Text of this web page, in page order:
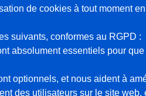
de cookies à tout moment
suivants, conformes au RGPD :
absolument essentiels pour
optionnels, et nous aident à
des utilisateurs sur le site web,